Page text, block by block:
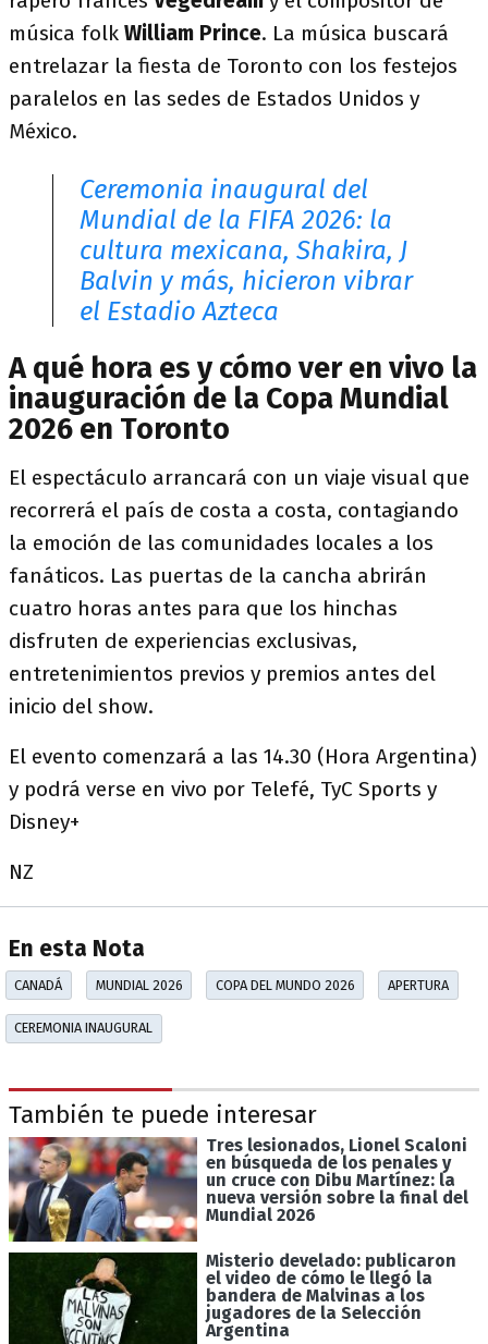
música folk William Prince. La música buscará
entrelazar la fiesta de Toronto con los festejos
paralelos en las sedes de Estados Unidos y
México.
Ceremonia inaugural del
Mundial de la FIFA 2026: la
cultura mexicana, Shakira, J
Balvin y más, hicieron vibrar
el Estadio Azteca
A qué hora es y cómo ver en vivo la
inauguración de la Copa Mundial
2026 en Toronto
El espectáculo arrancará con un viaje visual que
recorrerá el país de costa a costa, contagiando
la emoción de las comunidades locales a los
fanáticos. Las puertas de la cancha abrirán
cuatro horas antes para que los hinchas
disfruten de experiencias exclusivas,
entretenimientos previos y premios antes del
inicio del show.
El evento comenzará a las 14.30 (Hora Argentina)
y podrá verse en vivo por Telefé, TyC Sports y
Disney+
NZ
En esta Nota
CANADÁ MUNDIAL 2026 COPA DEL MUNDO 2026 APERTURA
CEREMONIA INAUGURAL
También te puede interesar
Tres lesionados, Lionel Scaloni
en búsqueda de los penales y
un cruce con Dibu Martínez: la
nueva versión sobre la final del
Mundial 2026
Misterio develado: publicaron
el video de cómo le llegó la
bandera de Malvinas a los
jugadores de la Selección
Argentina